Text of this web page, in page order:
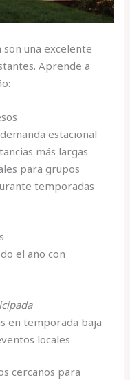
son una excelente
Aprende a
estacional
más largas
para grupos
temporadas
el año con
en temporada baja
locales
cercanos para